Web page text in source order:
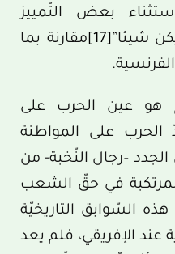
بعض التّمييز
شيئا” [17]
مقارنة بما
هو عين الحرب على
الحرب على المواطنة
الجدد –رجال النّخبة- من
المرتكبة في حقّ الشعب
السّوابق التاريخيّة
عند الإفريقي، فلم يعد